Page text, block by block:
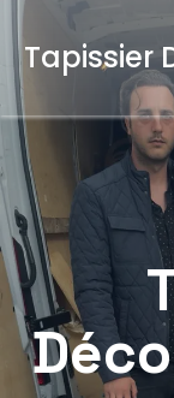
Tapissier